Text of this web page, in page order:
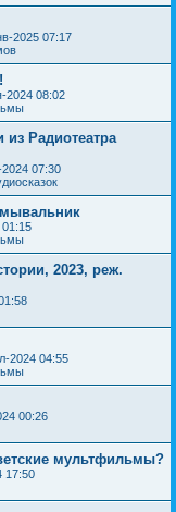
2025 07:17
2024 08:02
Радиотеатра
07:30
01:15
2023, реж.
2024 04:55
00:26
мультфильмы?
17:50